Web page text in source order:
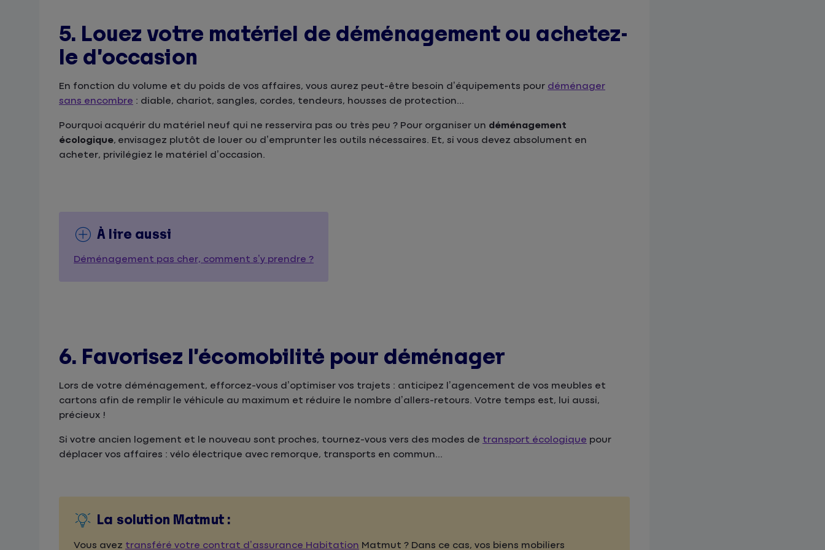
5. Louez votre matériel de déménagement ou achetez-
le d’occasion
En fonction du volume et du poids de vos affaires, vous aurez peut-être besoin d’équipements pour déménager
sans encombre : diable, chariot, sangles, cordes, tendeurs, housses de protection...
Pourquoi acquérir du matériel neuf qui ne resservira pas ou très peu ? Pour organiser un déménagement
écologique, envisagez plutôt de louer ou d’emprunter les outils nécessaires. Et, si vous devez absolument en
acheter, privilégiez le matériel d’occasion.
À lire aussi
Déménagement pas cher, comment s’y prendre ?
6. Favorisez l’écomobilité pour déménager
Lors de votre déménagement, efforcez-vous d’optimiser vos trajets : anticipez l’agencement de vos meubles et
cartons afin de remplir le véhicule au maximum et réduire le nombre d’allers-retours. Votre temps est, lui aussi,
précieux !
Si votre ancien logement et le nouveau sont proches, tournez-vous vers des modes de transport écologique pour
déplacer vos affaires : vélo électrique avec remorque, transports en commun...
La solution Matmut :
Vous avez transféré votre contrat d’assurance Habitation Matmut ? Dans ce cas, vos biens mobiliers